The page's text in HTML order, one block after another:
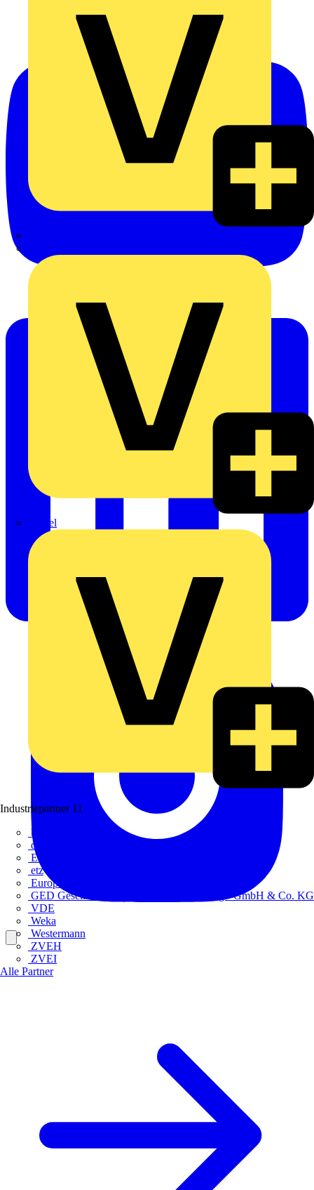
Rexel
Industriepartner 11
bfe
de - das Elektrohandwerk
ETIM Deutschland eV
etz
Europacable
GED Gesellschaft für Energiedienstleistung - GmbH & Co. KG
VDE
Weka
Westermann
ZVEH
ZVEI
Alle Partner